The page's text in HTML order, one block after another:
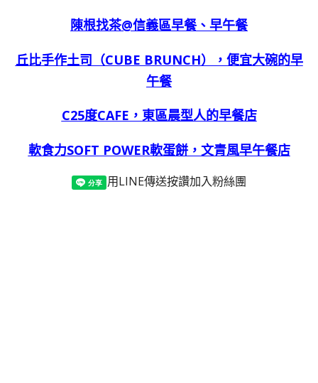
陳根找茶@信義區早餐、早午餐
丘比手作土司（CUBE BRUNCH），便宜大碗的早
午餐
C25度CAFE，東區晨型人的早餐店
軟食力SOFT POWER軟蛋餅，文青風早午餐店
用LINE傳送按讚加入粉絲團